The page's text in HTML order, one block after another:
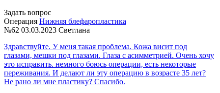
Задать вопрос
Операция Нижняя блефаропластика
№62 03.03.2023 Светлана
Здравствуйте. У меня такая проблема. Кожа висит под
глазами, мешки под глазами. Глаза с асимметрией. Очень хочу
это исправить. немного боюсь операции, есть некоторые
переживания. И делают ли эту операцию в возрасте 35 лет?
Не рано ли мне пластику? Спасибо.